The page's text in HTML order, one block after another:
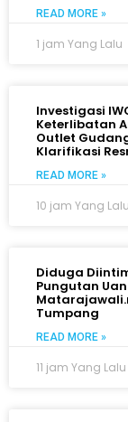
READ MORE »
1 jam Yang Lalu
Investigasi
Keterlibatan
Outlet
Klarifikasi
READ MORE »
10 jam Yang Lalu
Diduga
Pungutan
Tumpang
READ MORE »
11 jam Yang Lalu